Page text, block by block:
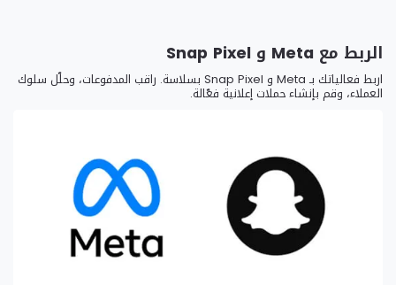
الربط مع Meta و Snap Pixel
اربط فعالياتك بـ Meta و Snap Pixel بسلاسة. راقب المدفوعات، وحلّل سلوك
العملاء، وقم بإنشاء حملات إعلانية فعّالة.